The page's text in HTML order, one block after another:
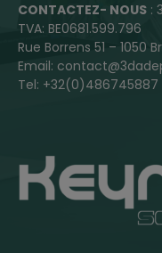
CONTACTEZ- NOUS :
TVA: BE0681.599.796
Rue Borrens 51 – 1050
Email:
Tel: +32(0)486745887